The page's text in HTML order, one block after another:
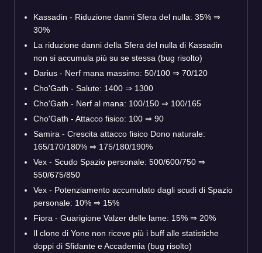
Kassadin - Riduzione danni Sfera del nulla: 35% ⇒
30%
La riduzione danni della Sfera del nulla di Kassadin
non si accumula più su se stessa (bug risolto)
Darius - Nerf mana massimo: 50/100 ⇒ 70/120
Cho'Gath - Salute: 1400 ⇒ 1300
Cho'Gath - Nerf al mana: 100/150 ⇒ 100/165
Cho'Gath - Attacco fisico: 100 ⇒ 90
Samira - Crescita attacco fisico Dono naturale:
165/170/180% ⇒ 175/180/190%
Vex - Scudo Spazio personale: 500/600/750 ⇒
550/675/850
Vex - Potenziamento accumulato dagli scudi di Spazio
personale: 10% ⇒ 15%
Fiora - Guarigione Valzer delle lame: 15% ⇒ 20%
Il clone di Yone non riceve più i buff alle statistiche
doppi di Sfidante e Accademia (bug risolto)